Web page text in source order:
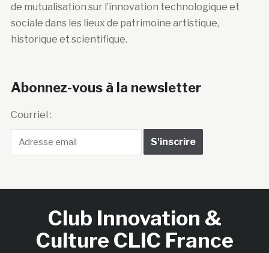
de mutualisation sur l’innovation technologique et
sociale dans les lieux de patrimoine artistique,
historique et scientifique.
Abonnez-vous à la newsletter
Courriel :
Club Innovation &
Culture CLIC France